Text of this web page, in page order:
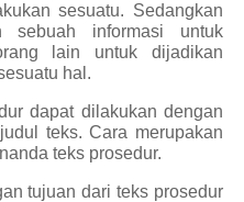
sesuatu. Sedangkan
sebuah informasi untuk
lain untuk dijadikan
hal.
dapat dilakukan dengan
teks. Cara merupakan
teks prosedur.
tujuan dari teks prosedur